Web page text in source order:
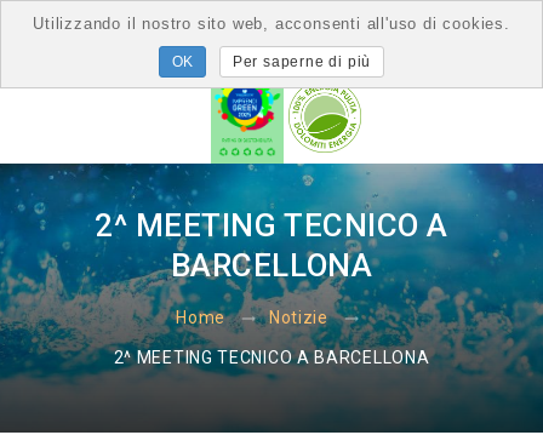
2^ MEETING TECNICO A
BARCELLONA
Home Notizie
2^ MEETING TECNICO A BARCELLONA
Utilizzando il nostro sito web, acconsenti all'uso di cookies.
Per saperne di più